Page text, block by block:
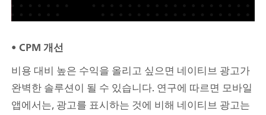
• CPM 개선
비용 대비 높은 수익을 올리고 싶으면 네이티브 광고가
완벽한 솔루션이 될 수 있습니다. 연구에 따르면 모바일
앱에서는, 광고를 표시하는 것에 비해 네이티브 광고는